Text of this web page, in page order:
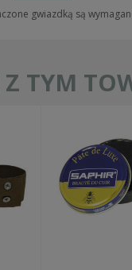
gwiazdką są
TYM